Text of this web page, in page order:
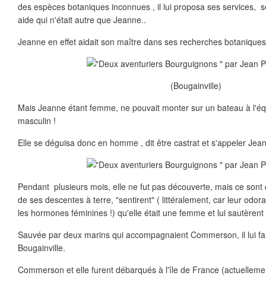
des espèces botaniques inconnues , il lui proposa ses services,
aide qui n'était autre que Jeanne..
Jeanne en effet aidait son maître dans ses recherches
(Bougainville)
Mais Jeanne étant femme, ne pouvait monter sur un bateau à
masculin !
Elle se déguisa donc en homme , dit être castrat et s'appeler
Pendant plusieurs mois, elle ne fut pas découverte, mais ce
de ses descentes à terre, "sentirent" ( littéralement, car leur
les hormones féminines !) qu'elle était une femme et lui
Sauvée par deux marins qui accompagnaient Commerson, il lui
Bougainville.
Commerson et elle furent débarqués à l'île de France